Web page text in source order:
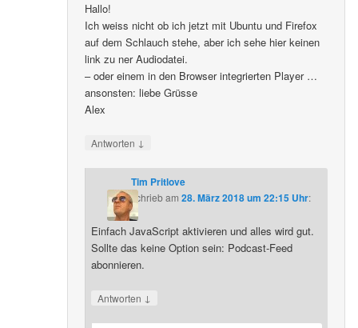
Hallo!
Ich weiss nicht ob ich jetzt mit Ubuntu und Firefox
auf dem Schlauch stehe, aber ich sehe hier keinen
link zu ner Audiodatei.
– oder einem in den Browser integrierten Player …
ansonsten: liebe Grüsse
Alex
Antworten ↓
Tim Pritlove
schriebam 28. März 2018 um 22:15 Uhr:
Einfach JavaScript aktivieren und alles wird gut.
Sollte das keine Option sein: Podcast-Feed
abonnieren.
Antworten ↓